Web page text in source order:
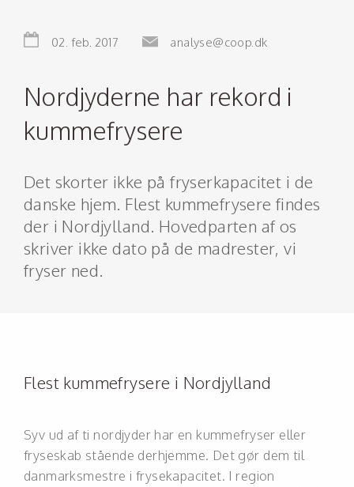
02. feb. 2017 analyse@coop.dk
Nordjyderne har rekord i
kummefrysere
Det skorter ikke på fryserkapacitet i de
danske hjem. Flest kummefrysere findes
der i Nordjylland. Hovedparten af os
skriver ikke dato på de madrester, vi
fryser ned.
Flest kummefrysere i Nordjylland
Syv ud af ti nordjyder har en kummefryser eller
fryseskab stående derhjemme. Det gør dem til
danmarksmestre i frysekapacitet. I region